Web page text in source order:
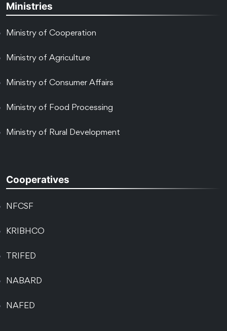
Ministries
Ministry of Cooperation
Ministry of Agriculture
Ministry of Consumer Affairs
Ministry of Food Processing
Ministry of Rural Development
Cooperatives
NFCSF
KRIBHCO
TRIFED
NABARD
NAFED